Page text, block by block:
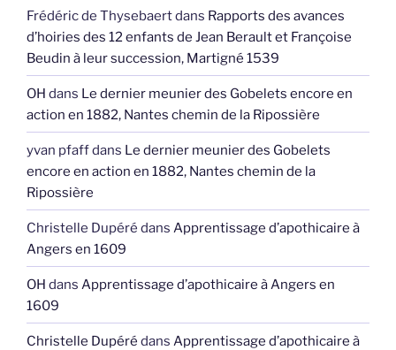
Frédéric de Thysebaertdans Rapports des avances
d’hoiries des 12 enfants de Jean Berault et Françoise
Beudin à leur succession, Martigné 1539
OH dans Le dernier meunier des Gobelets encore en
action en 1882, Nantes chemin de la Ripossière
yvan pfaffdans Le dernier meunier des Gobelets
encore en action en 1882, Nantes chemin de la
Ripossière
Christelle Dupéré dans Apprentissage d’apothicaire à
Angers en 1609
OH dans Apprentissage d’apothicaire à Angers en
1609
Christelle Dupéré dans Apprentissage d’apothicaire à